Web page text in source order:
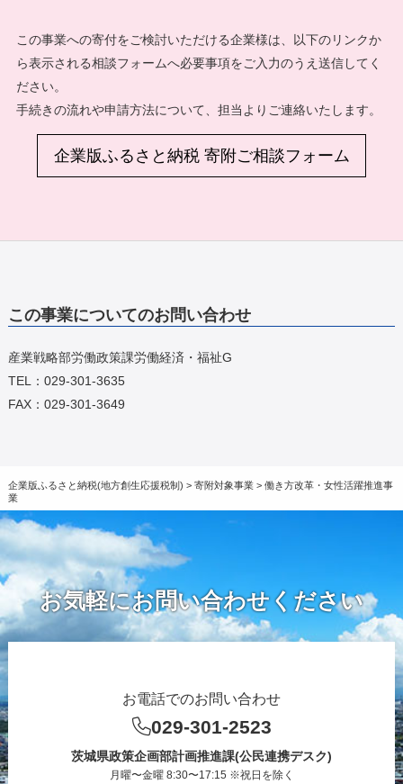
この事業への寄付をご検討いただける企業様は、以下のリンクか
ら表示される相談フォームへ必要事項をご入力のうえ送信してく
ださい。
手続きの流れや申請方法について、担当よりご連絡いたします。
企業版ふるさと納税 寄附ご相談フォーム
この事業についてのお問い合わせ
産業戦略部労働政策課労働経済・福祉G
TEL：029-301-3635
FAX：029-301-3649
企業版ふるさと納税(地方創生応援税制) > 寄附対象事業> 働き方改革・女性活躍推進事
業
お気軽にお問い合わせください
お電話でのお問い合わせ
029-301-2523
茨城県政策企画部計画推進課(公民連携デスク)
月曜〜金曜 8:30〜17:15 ※祝日を除く